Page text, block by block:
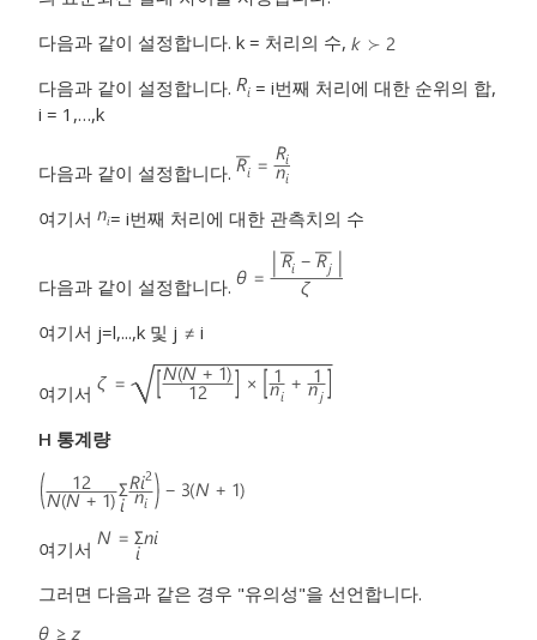
다음과 같이 설정합니다. k = 처리의 수,
다음과 같이 설정합니다.
= i번째 처리에 대한 순위의 합,
i = 1,…,k
다음과 같이 설정합니다.
여기서
= i번째 처리에 대한 관측치의 수
다음과 같이 설정합니다.
여기서 j=l,...,k 및 j
i
여기서
H 통계량
여기서
그러면 다음과 같은 경우 "유의성"을 선언합니다.